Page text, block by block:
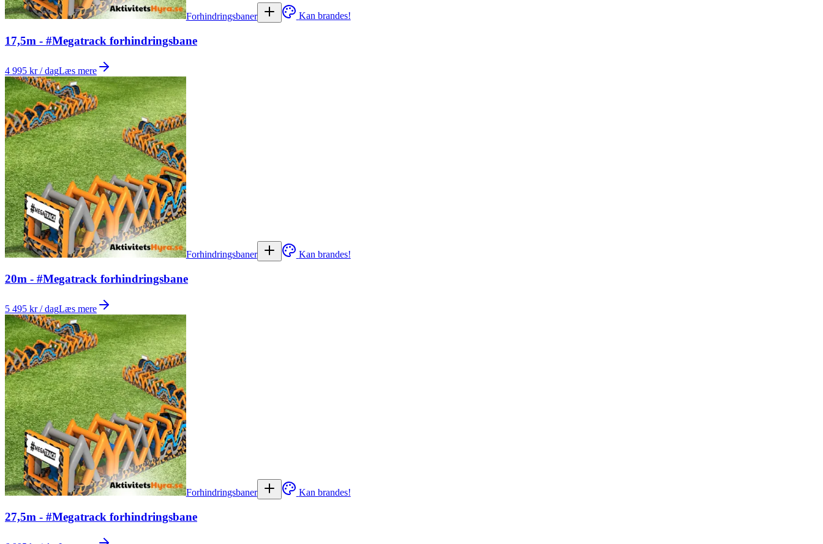
Forhindringsbaner Kan brandes!
17,5m - #Megatrack forhindringsbane
4 995 kr / dagLæs mere
Forhindringsbaner Kan brandes!
20m - #Megatrack forhindringsbane
5 495 kr / dagLæs mere
Forhindringsbaner Kan brandes!
27,5m - #Megatrack forhindringsbane